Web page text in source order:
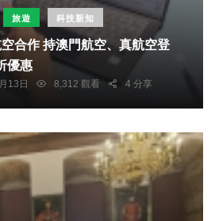
旅遊 科技新知
空合作 持澳門航空、真航空登
優惠
13日 8,312 觀看 4 分享